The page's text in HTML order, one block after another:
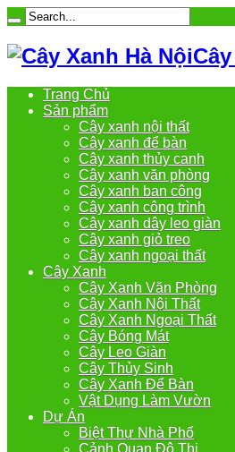
Trang Chủ
Sản phẩm
Cây xanh nội thất
Cây xanh để bàn
Cây xanh thủy canh
Cây xanh văn phòng
Cây xanh ban công
Cây xanh công trình
Cây xanh dây leo giàn
Cây xanh giỏ treo
Cây xanh ngoại thất
Cây Xanh
Cây Xanh Văn Phòng
Cây Xanh Nội Thất
Cây Xanh Ngoại Thất
Cây Bóng Mát
Cây Leo Giàn
Cây Thủy Sinh
Cây Xanh Để Bàn
Vật Dụng Làm Vườn
Dự Án
Biệt Thự Nhà Phố
Cảnh Quan Đô Thị